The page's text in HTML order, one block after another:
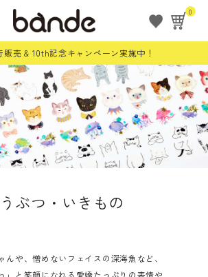
0
売 & 10th記念キャンペーン実施中！
person 会員登録
ぶつ・いきもの
んや、憎めないフェイスの深海魚など、
」と笑顔になれる愛嬌たっぷりの表情や